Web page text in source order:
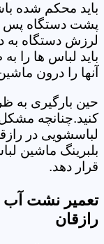
باید محکم شده
پشت دستگاه پس
لرزش دستگاه به
باید لباس ها را
آنها را درون
حین بارگیری به
کنید.چنانچه
لباسشویی در
بلبرینگ ماشین
قرار دهد.
تعمیر نشت آب
رازقان